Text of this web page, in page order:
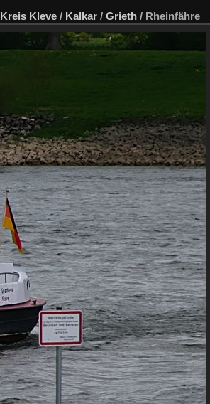
Kreis Kleve / Kalkar / Grieth / Rheinfähre